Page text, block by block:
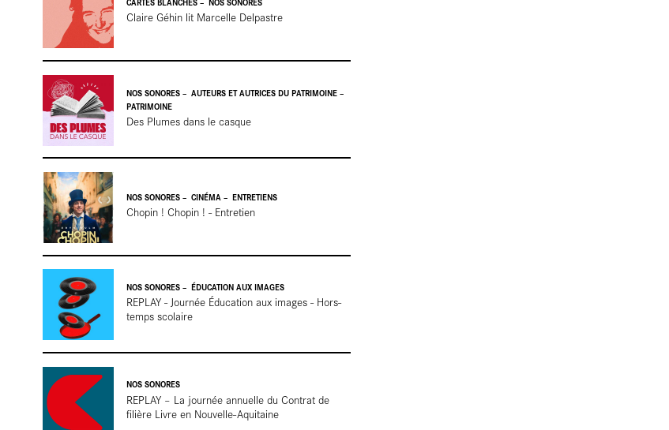
Claire Géhin lit Marcelle Delpastre
NOS SONORES
AUTEURS ET AUTRICES DU PATRIMOINE
PATRIMOINE
Des Plumes dans le casque
NOS SONORES CINÉMA ENTRETIENS
Chopin ! Chopin ! - Entretien
NOS SONORES ÉDUCATION AUX IMAGES
REPLAY - Journée Éducation aux images - Hors-
temps scolaire
NOS SONORES
REPLAY – La journée annuelle du Contrat de
filière Livre en Nouvelle-Aquitaine
Focus
Reportages
Terre de